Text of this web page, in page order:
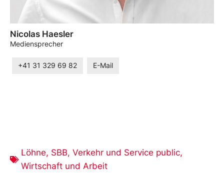
Nicolas Haesler
Mediensprecher
+41 31 329 69 82 E-Mail
Löhne, SBB, Verkehr und Service public,
Wirtschaft und Arbeit